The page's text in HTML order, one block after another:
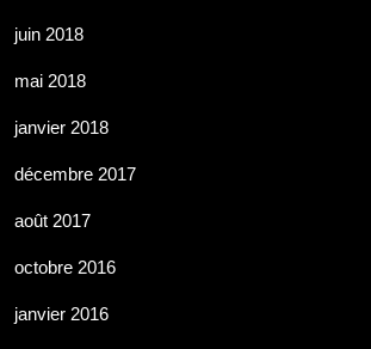
juin 2018
mai 2018
janvier 2018
décembre 2017
août 2017
octobre 2016
janvier 2016